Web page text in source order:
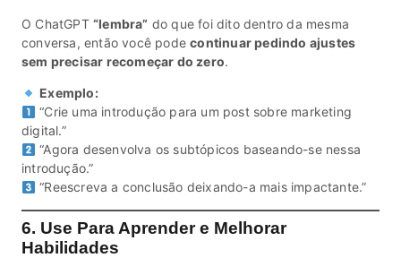
O ChatGPT “lembra” do que foi dito dentro da mesma
conversa, então você podecontinuar pedindo ajustes
sem precisar recomeçar do zero.
Exemplo:
“Crie uma introdução para um post sobre marketing
digital.”
“Agora desenvolva os subtópicos baseando-se nessa
introdução.”
“Reescreva a conclusão deixando-a mais impactante.”
6. Use Para Aprender e Melhorar
Habilidades